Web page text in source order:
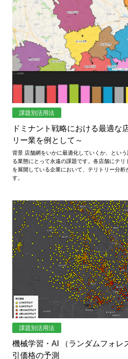
課題別活用法
ドミナント戦略における最適な
リー業を例として～
背景 店舗網をいかに最適化していくか、とい
る業態にとって永遠の課題です。各店舗にテ
を展開している企業において、テリトリー分析
す。
課題別活用法
機械学習・AI （ランダムフォレ
引価格の予測